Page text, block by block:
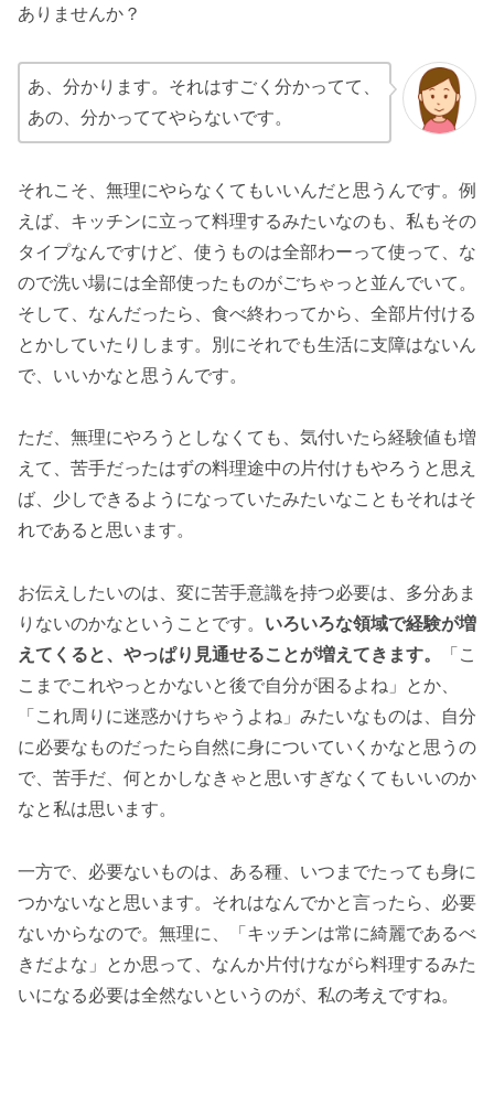
ありませんか？
あ、分かります。それはすごく分かってて、
あの、分かっててやらないです。
それこそ、無理にやらなくてもいいんだと思うんです。例
えば、キッチンに立って料理するみたいなのも、私もその
タイプなんですけど、使うものは全部わーって使って、な
ので洗い場には全部使ったものがごちゃっと並んでいて。
そして、なんだったら、食べ終わってから、全部片付ける
とかしていたりします。別にそれでも生活に支障はないん
で、いいかなと思うんです。
ただ、無理にやろうとしなくても、気付いたら経験値も増
えて、苦手だったはずの料理途中の片付けもやろうと思え
ば、少しできるようになっていたみたいなこともそれはそ
れであると思います。
お伝えしたいのは、変に苦手意識を持つ必要は、多分あま
りないのかなということです。 いろいろな領域で経験が増
えてくると、やっぱり見通せることが増えてきます。
「こ
こまでこれやっとかないと後で自分が困るよね」とか、
「これ周りに迷惑かけちゃうよね」みたいなものは、自分
に必要なものだったら自然に身についていくかなと思うの
で、苦手だ、何とかしなきゃと思いすぎなくてもいいのか
なと私は思います。
一方で、必要ないものは、ある種、いつまでたっても身に
つかないなと思います。それはなんでかと言ったら、必要
ないからなので。無理に、「キッチンは常に綺麗であるべ
きだよな」とか思って、なんか片付けながら料理するみた
いになる必要は全然ないというのが、私の考えですね。